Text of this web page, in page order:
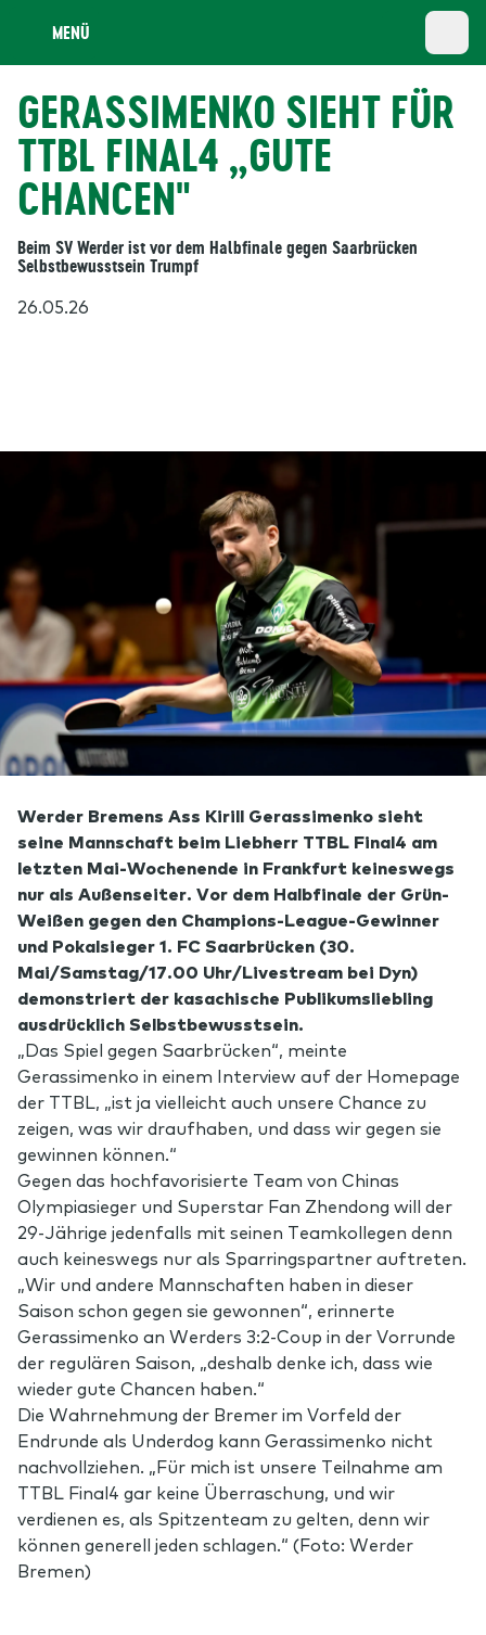
MENÜ
GERASSIMENKO SIEHT FÜR
TTBL FINAL4 „GUTE
CHANCEN"
Beim SV Werder ist vor dem Halbfinale gegen Saarbrücken
Selbstbewusstsein Trumpf
26.05.26
Werder Bremens Ass Kirill Gerassimenko sieht
seine Mannschaft beim Liebherr TTBL Final4 am
letzten Mai-Wochenende in Frankfurt keineswegs
nur als Außenseiter. Vor dem Halbfinale der Grün-
Weißen gegen den Champions-League-Gewinner
und Pokalsieger 1. FC Saarbrücken (30.
Mai/Samstag/17.00 Uhr/Livestream bei Dyn)
demonstriert der kasachische Publikumsliebling
ausdrücklich Selbstbewusstsein.
„Das Spiel gegen Saarbrücken“, meinte
Gerassimenko in einem Interview auf der Homepage
der TTBL, „ist ja vielleicht auch unsere Chance zu
zeigen, was wir draufhaben, und dass wir gegen sie
gewinnen können.“
Gegen das hochfavorisierte Team von Chinas
Olympiasieger und Superstar Fan Zhendong will der
29-Jährige jedenfalls mit seinen Teamkollegen denn
auch keineswegs nur als Sparringspartner auftreten.
„Wir und andere Mannschaften haben in dieser
Saison schon gegen sie gewonnen“, erinnerte
Gerassimenko an Werders 3:2-Coup in der Vorrunde
der regulären Saison, „deshalb denke ich, dass wie
wieder gute Chancen haben.“
Die Wahrnehmung der Bremer im Vorfeld der
Endrunde als Underdog kann Gerassimenko nicht
nachvollziehen. „Für mich ist unsere Teilnahme am
TTBL Final4 gar keine Überraschung, und wir
verdienen es, als Spitzenteam zu gelten, denn wir
können generell jeden schlagen.“ (Foto: Werder
Bremen)